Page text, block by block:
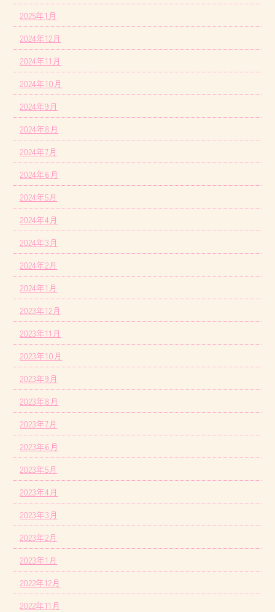
2025年1月
2024年12月
2024年11月
2024年10月
2024年9月
2024年8月
2024年7月
2024年6月
2024年5月
2024年4月
2024年3月
2024年2月
2024年1月
2023年12月
2023年11月
2023年10月
2023年9月
2023年8月
2023年7月
2023年6月
2023年5月
2023年4月
2023年3月
2023年2月
2023年1月
2022年12月
2022年11月